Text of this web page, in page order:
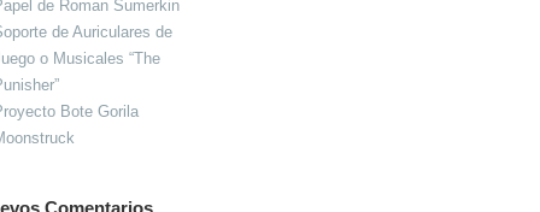
de Roman Sumerkin
de Auriculares de
o Musicales “The
Bote Gorila